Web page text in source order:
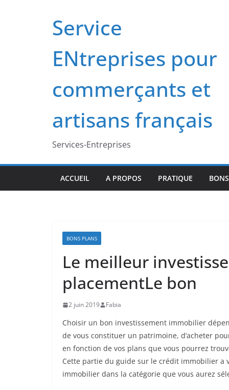
Service
ENtreprises pour
commerçants et
artisans français
Services-Entreprises
ACCUEIL A PROPOS PRATIQUE
BONS PLANS
Le meilleur
placementLe bon
2 juin 2019 Fabia
Choisir un bon investissement immobilier
de vous constituer un patrimoine, d’acheter
en fonction de vos plans que vous pourrez
Cette partie du guide sur le crédit immobilier a
immobilier dans la catégorie que vous aurez